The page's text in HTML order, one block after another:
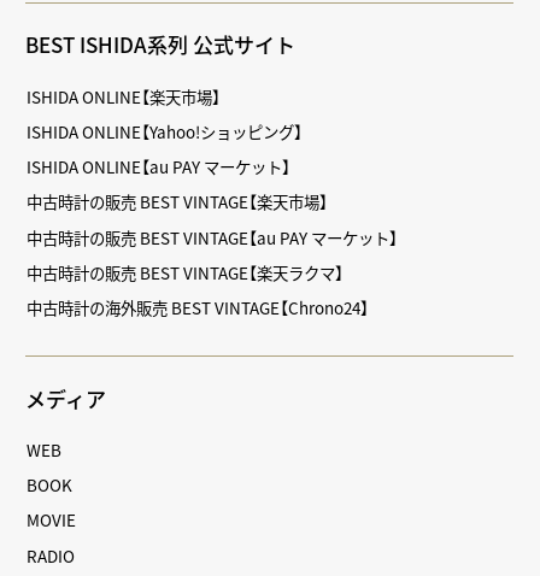
BEST ISHIDA系列 公式サイト
ISHIDA ONLINE【楽天市場】
ISHIDA ONLINE【Yahoo!ショッピング】
ISHIDA ONLINE【au PAY マーケット】
中古時計の販売 BEST VINTAGE【楽天市場】
中古時計の販売 BEST VINTAGE【au PAY マーケット】
中古時計の販売 BEST VINTAGE【楽天ラクマ】
中古時計の海外販売 BEST VINTAGE【Chrono24】
メディア
WEB
BOOK
MOVIE
RADIO